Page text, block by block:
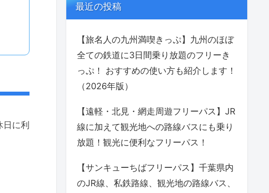
に利
最近の投稿
【旅名人の九州満喫きっぷ】九州のほぼ
全ての鉄道に3日間乗り放題のフリーき
っぷ！ おすすめの使い方も紹介します！
（2026年版）
【遠軽・北見・網走周遊フリーパス】JR
線に加えて観光地への路線バスにも乗り
放題！観光に便利なフリーパス！
【サンキューちばフリーパス】千葉県内
のJR線、私鉄路線、観光地の路線バス、